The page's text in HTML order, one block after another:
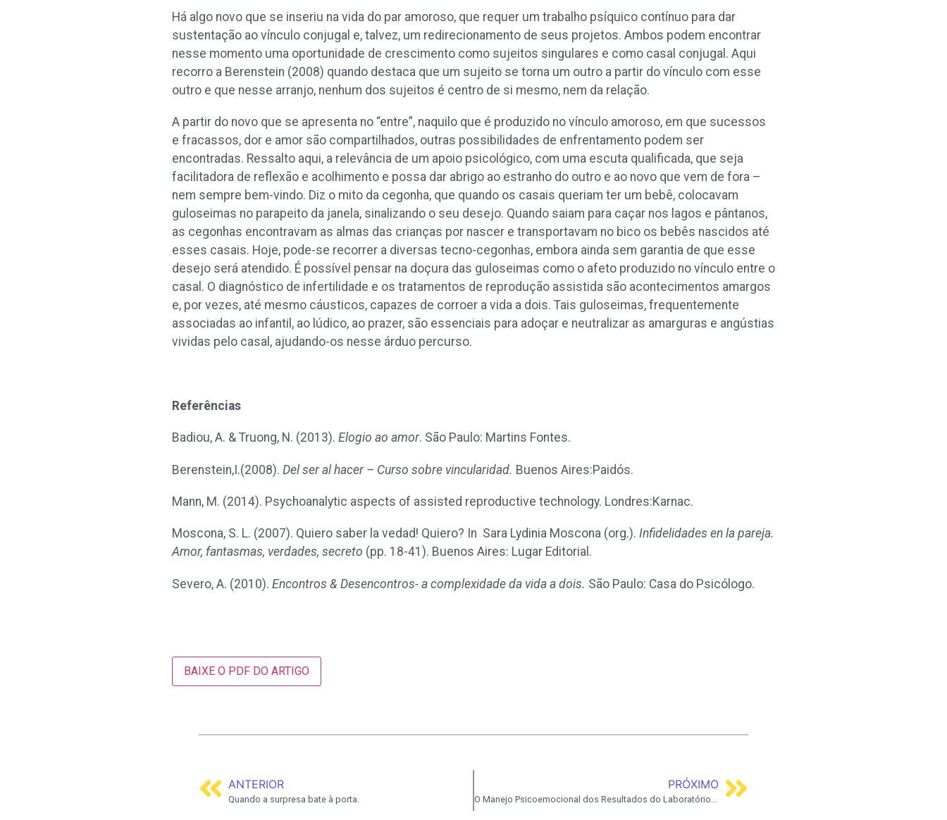
Há algo novo que se inseriu na vida do par amoroso, que requer um trabalho psíquico contínuo para dar
sustentação ao vínculo conjugal e, talvez, um redirecionamento de seus projetos. Ambos podem encontrar
nesse momento uma oportunidade de crescimento como sujeitos singulares e como casal conjugal. Aqui
recorro a Berenstein (2008) quando destaca que um sujeito se torna um outro a partir do vínculo com esse
outro e que nesse arranjo, nenhum dos sujeitos é centro de si mesmo, nem da relação.
A partir do novo que se apresenta no “entre”, naquilo que é produzido no vínculo amoroso, em que sucessos
e fracassos, dor e amor são compartilhados, outras possibilidades de enfrentamento podem ser
encontradas. Ressalto aqui, a relevância de um apoio psicológico, com uma escuta qualificada, que seja
facilitadora de reflexão e acolhimento e possa dar abrigo ao estranho do outro e ao novo que vem de fora –
nem sempre bem-vindo. Diz o mito da cegonha, que quando os casais queriam ter um bebê, colocavam
guloseimas no parapeito da janela, sinalizando o seu desejo. Quando saiam para caçar nos lagos e pântanos,
as cegonhas encontravam as almas das crianças por nascer e transportavam no bico os bebês nascidos até
esses casais. Hoje, pode-se recorrer a diversas tecno-cegonhas, embora ainda sem garantia de que esse
desejo será atendido. É possível pensar na doçura das guloseimas como o afeto produzido no vínculo entre o
casal. O diagnóstico de infertilidade e os tratamentos de reprodução assistida são acontecimentos amargos
e, por vezes, até mesmo cáusticos, capazes de corroer a vida a dois. Tais guloseimas, frequentemente
associadas ao infantil, ao lúdico, ao prazer, são essenciais para adoçar e neutralizar as amarguras e angústias
vividas pelo casal, ajudando-os nesse árduo percurso.
Referências
Badiou, A. & Truong, N. (2013). Elogio ao amor. São Paulo: Martins Fontes.
Berenstein,I.(2008). Del ser al hacer – Curso sobre vincularidad. Buenos Aires:Paidós.
Mann, M. (2014). Psychoanalytic aspects of assisted reproductive technology. Londres:Karnac.
Moscona, S. L. (2007). Quiero saber la vedad! Quiero? In Sara Lydinia Moscona (org.). Infidelidades en la pareja.
Amor, fantasmas, verdades, secreto (pp. 18-41). Buenos Aires: Lugar Editorial.
Severo, A. (2010). Encontros & Desencontros- a complexidade da vida a dois. São Paulo: Casa do Psicólogo.
BAIXE O PDF DO ARTIGO
ANTERIOR
Quando a surpresa bate à porta.
PRÓXIMO